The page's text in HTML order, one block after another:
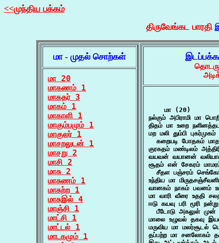
<<முந்திய பக்கம்
திருவேங்கட பாரதி
மா - முதல் சொற்கள்
மா 20
மாகணம் 1
மாகதர் 3
மாகம் 1
மாகாளி 1
மாகும்பமும் 1
மாகுலர் 1
மாசறலுடன் 1
மாசறு 2
மாசி 2
மாசு 2
மாசுணம் 1
மாசுற்ற 1
மாசுஇல் 4
மாஞ்சி 1
மாட்சி 1
மாட்டல் 1
மாடகமும் 1
    மா (20)
நல்கும் அபிராமி மா
திதம் மா உறை
மற மலி தும்பி
கறையடி போதகம்
குரகதம் மண்டிலம்
வயவன் வயானன்
சூதம் என் சேகரம்
சீதள பஞ்சரம்
உந்திய மா
வானகம் நாகம் பவனம்
மா வாரி வீரை உததி
ஈடு கயவு பரி மூரி
பீடோடு அகலுள்
மாலை உழுவல் தகவு
மருவிய மா
தப்பற்ற மா